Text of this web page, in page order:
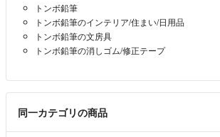
トンボ鉛筆
トンボ鉛筆のインテリア/住まい/日用品
トンボ鉛筆の文房具
トンボ鉛筆の消しゴム/修正テープ
同一カテゴリの商品